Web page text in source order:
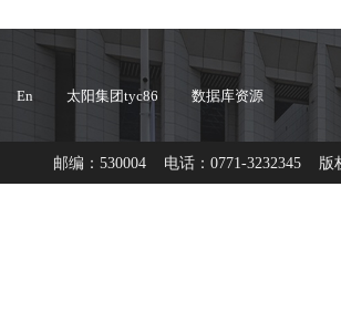
En 太阳集团tyc86 数据库资源
邮编：530004 电话：0771-3232345 版